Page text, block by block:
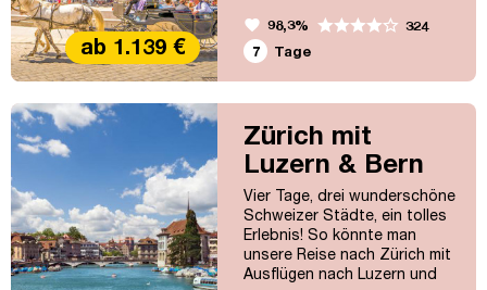
ab 1.139 €
favorite 98,3%
324
7
Tage
Zürich mit
Luzern & Bern
Vier Tage, drei wunderschöne
Schweizer Städte, ein tolles
Erlebnis! So könnte man
unsere Reise nach Zürich mit
Ausflügen nach Luzern und